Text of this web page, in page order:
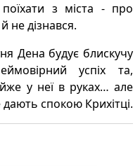
з міста - про
не дізнався.
Дена будує блискучу
успіх та,
у неї в руках… але
спокою Крихітці.